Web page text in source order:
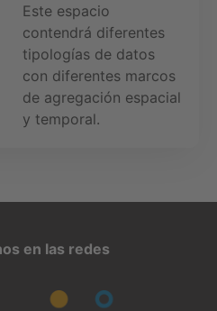
Este espacio
contendrá diferentes
tipologías de datos
con diferentes marcos
de agregación espacial
y temporal.
en las redes